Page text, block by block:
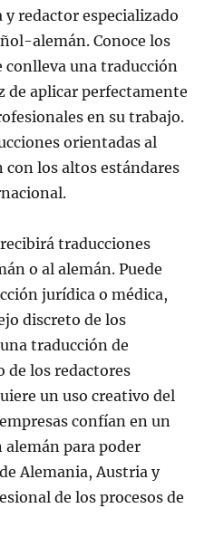
redactor especializado
alemán. Conoce los
una traducción
de aplicar perfectamente
en su trabajo.
orientadas al
los altos estándares
traducciones
o al alemán. Puede
jurídica o médica,
discreto de los
traducción de
los redactores
un uso creativo del
confían en un
para poder
Alemania, Austria y
de los procesos de